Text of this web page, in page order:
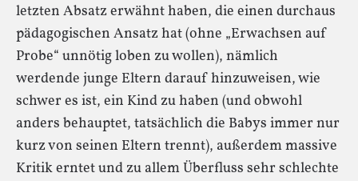
letzten Absatz erwähnt haben, die einen durchaus
pädagogischen Ansatz hat (ohne „Erwachsen auf
Probe“ unnötig loben zu wollen), nämlich
werdende junge Eltern darauf hinzuweisen, wie
schwer es ist, ein Kind zu haben (und obwohl
anders behauptet, tatsächlich die Babys immer nur
kurz von seinen Eltern trennt), außerdem massive
Kritik erntet und zu allem Überfluss sehr schlechte